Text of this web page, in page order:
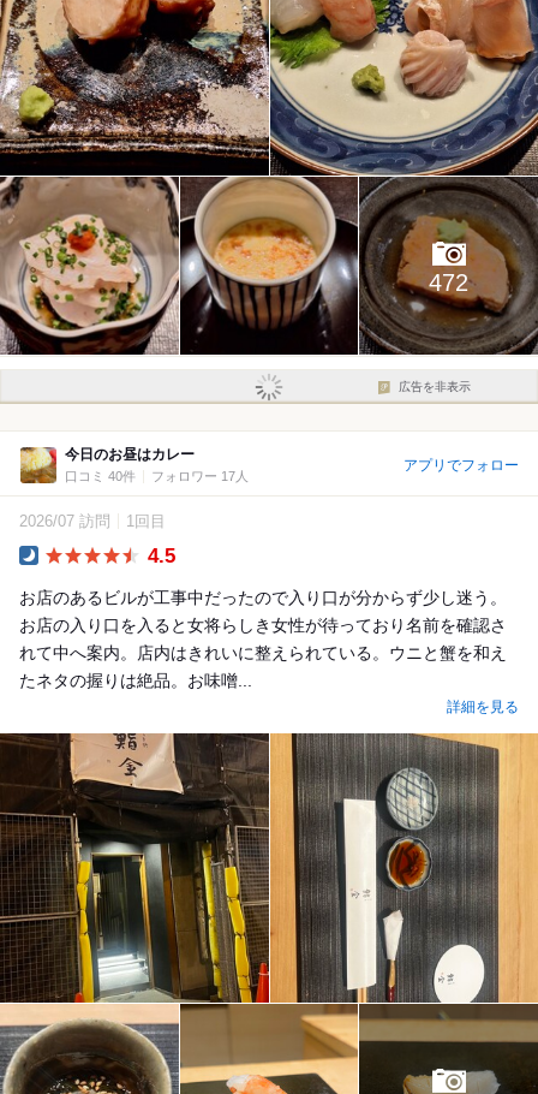
472
広告を非表示
今日のお昼はカレー
口コミ 40件 フォロワー 17人
アプリでフォロー
2026/07 訪問 1回目
4.5
お店のあるビルが工事中だったので入り口が分からず少し迷う。
お店の入り口を入ると女将らしき女性が待っており名前を確認さ
れて中へ案内。店内はきれいに整えられている。ウニと蟹を和え
たネタの握りは絶品。お味噌...
詳細を見る